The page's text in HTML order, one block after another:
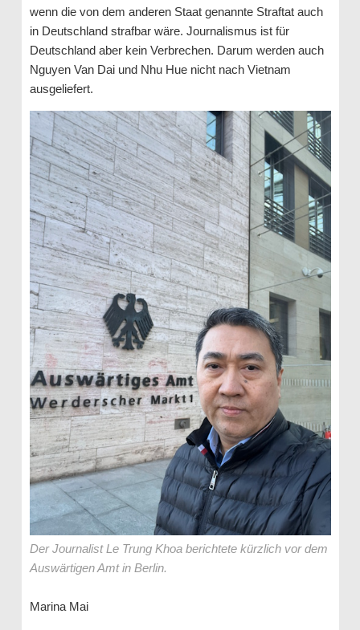
wenn die von dem anderen Staat genannte Straftat auch
in Deutschland strafbar wäre. Journalismus ist für
Deutschland aber kein Verbrechen. Darum werden auch
Nguyen Van Dai und Nhu Hue nicht nach Vietnam
ausgeliefert.
Der Journalist Le Trung Khoa berichtete kürzlich vor dem
Auswärtigen Amt in Berlin.
Marina Mai